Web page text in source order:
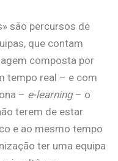
são percursos de
que contam
composta por
tempo real – e com
– e-learning– o
terem de estar
e ao mesmo tempo
ter uma equipa